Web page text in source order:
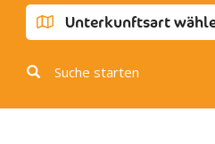
Albugnano
Antignano
Aramengo
Belveglio
Unterkunftsart
Suche starten